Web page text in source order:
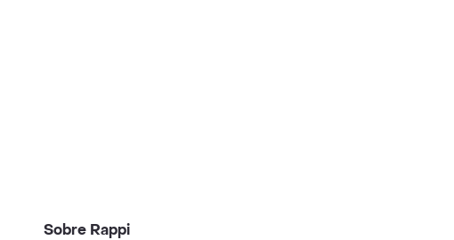
Sobre Rappi